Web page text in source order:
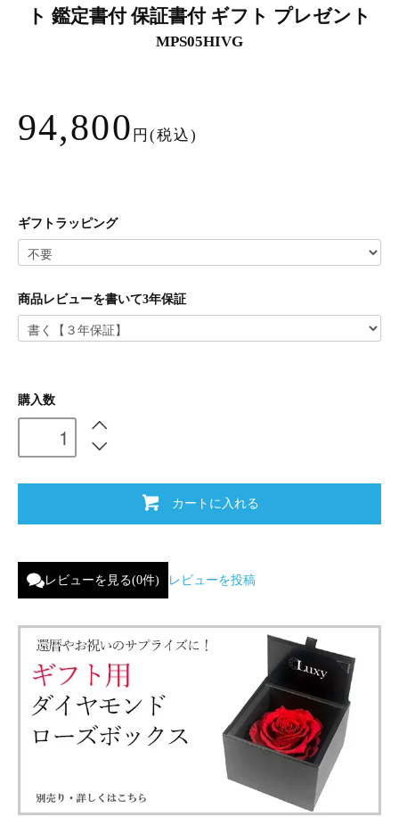
ト 鑑定書付 保証書付 ギフト プレゼント
MPS05HIVG
94,800 円(税込)
ギフトラッピング
商品レビューを書いて3年保証
購入数
カートに入れる
レビューを見る(0件) レビューを投稿